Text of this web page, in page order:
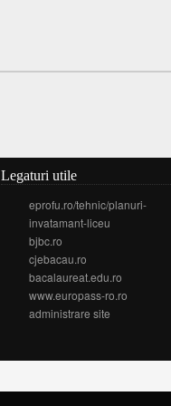
Legaturi utile
eprofu.ro/tehnic/planuri-
invatamant-liceu
bjbc.ro
cjebacau.ro
bacalaureat.edu.ro
www.europass-ro.ro
administrare site